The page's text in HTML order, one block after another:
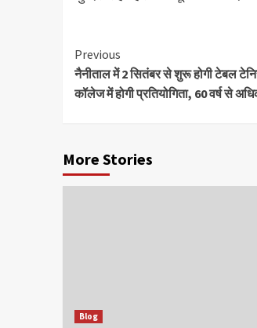
Continue
Reading
Previous
नैनीताल में 2 सितंबर से शुरू होगी टेबल
कॉलेज में होगी प्रतियोगिता, 60 वर्ष से
More Stories
Blog